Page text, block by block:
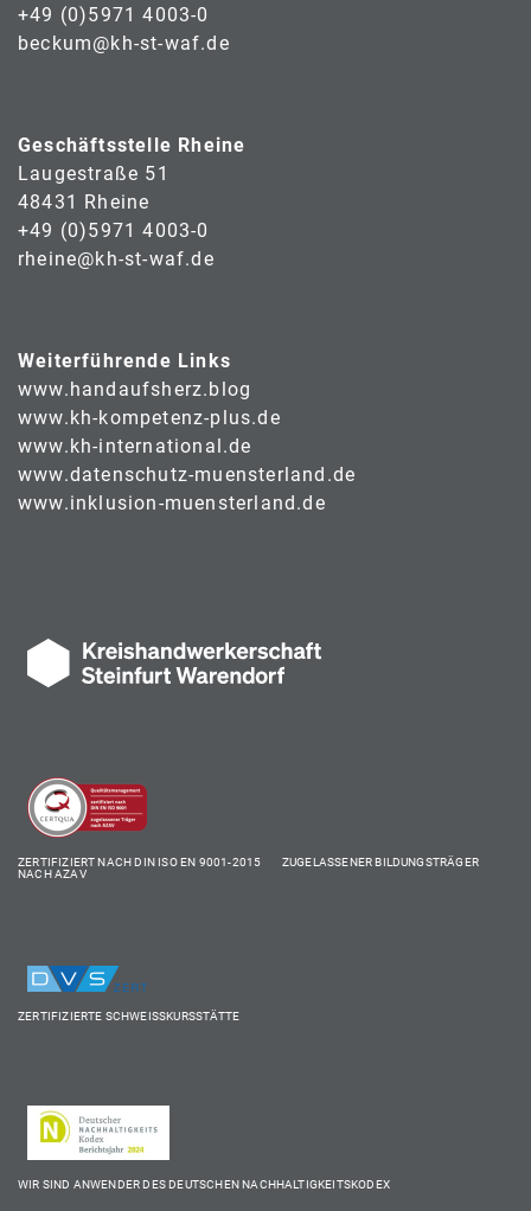
+49 (0)5971 4003-0
beckum@kh-st-waf.de
Geschäftsstelle Rheine
Laugestraße 51
48431 Rheine
+49 (0)5971 4003-0
rheine@kh-st-waf.de
Weiterführende Links
www.handaufsherz.blog
www.kh-kompetenz-plus.de
www.kh-international.de
www.datenschutz-muensterland.de
www.inklusion-muensterland.de
ZERTIFIZIERT NACH DIN ISO EN 9001-2015 ZUGELASSENER BILDUNGSTRÄGER
NACH AZAV
ZERTIFIZIERTE SCHWEISSKURSSTÄTTE
WIR SIND ANWENDER DES DEUTSCHEN NACHHALTIGKEITSKODEX